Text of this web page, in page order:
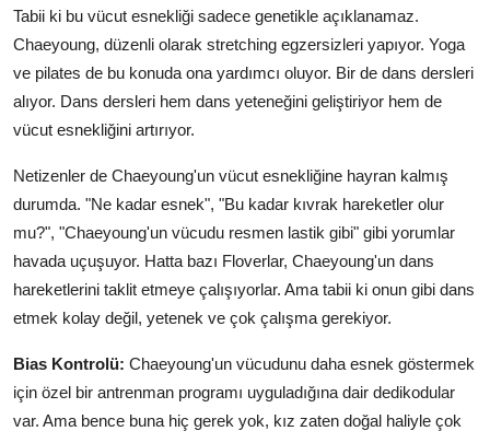
Tabii ki bu vücut esnekliği sadece genetikle açıklanamaz.
Chaeyoung, düzenli olarak stretching egzersizleri yapıyor. Yoga
ve pilates de bu konuda ona yardımcı oluyor. Bir de dans dersleri
alıyor. Dans dersleri hem dans yeteneğini geliştiriyor hem de
vücut esnekliğini artırıyor.
Netizenler de Chaeyoung'un vücut esnekliğine hayran kalmış
durumda. "Ne kadar esnek", "Bu kadar kıvrak hareketler olur
mu?", "Chaeyoung'un vücudu resmen lastik gibi" gibi yorumlar
havada uçuşuyor. Hatta bazı Floverlar, Chaeyoung'un dans
hareketlerini taklit etmeye çalışıyorlar. Ama tabii ki onun gibi dans
etmek kolay değil, yetenek ve çok çalışma gerekiyor.
Bias Kontrolü: Chaeyoung'un vücudunu daha esnek göstermek
için özel bir antrenman programı uyguladığına dair dedikodular
var. Ama bence buna hiç gerek yok, kız zaten doğal haliyle çok